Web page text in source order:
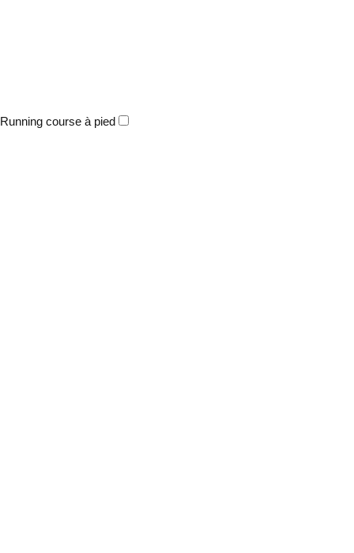
Running course à pied